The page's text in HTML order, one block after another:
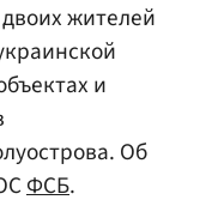
жителей
и
Об
ФСБ.